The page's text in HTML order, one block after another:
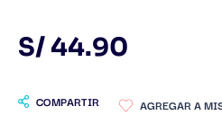
S/ 44.90
COMPARTIR